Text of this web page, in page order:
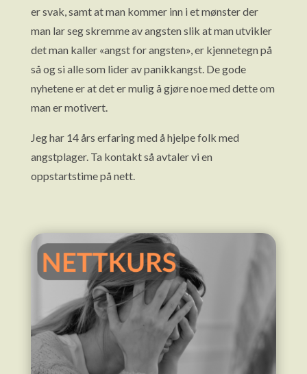
er svak, samt at man kommer inn i et mønster der
man lar seg skremme av angsten slik at man utvikler
det man kaller «angst for angsten», er kjennetegn på
så og si alle som lider av panikkangst. De gode
nyhetene er at det er mulig å gjøre noe med dette om
man er motivert.
Jeg har 14 års erfaring med å hjelpe folk med
angstplager. Ta kontakt så avtaler vi en
oppstartstime på nett.